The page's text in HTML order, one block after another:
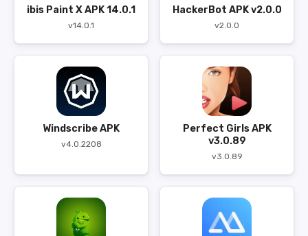
ibis Paint X APK 14.0.1
v14.0.1
HackerBot APK v2.0.0
v2.0.0
Windscribe APK
v4.0.2208
Perfect Girls APK
v3.0.89
v3.0.89